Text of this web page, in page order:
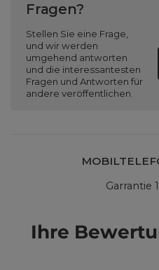
Fragen?
Stellen Sie eine Frage,
und wir werden
umgehend antworten
und die interessantesten
Fragen und Antworten für
andere veröffentlichen.
Garrantie
Ihre